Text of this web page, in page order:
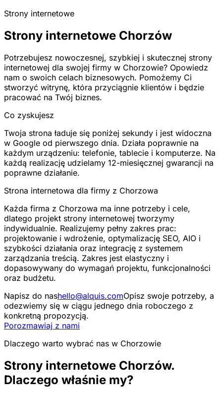
Strony internetowe
Strony internetowe Chorzów
Potrzebujesz nowoczesnej, szybkiej i skutecznej strony
internetowej dla swojej firmy w Chorzowie? Opowiedz
nam o swoich celach biznesowych. Pomożemy Ci
stworzyć witrynę, która przyciągnie klientów i będzie
pracować na Twój biznes.
Co zyskujesz
Twoja strona ładuje się poniżej sekundy i jest widoczna
w Google od pierwszego dnia. Działa poprawnie na
każdym urządzeniu: telefonie, tablecie i komputerze. Na
każdą realizację udzielamy 12-miesięcznej gwarancji na
poprawne działanie.
Strona internetowa dla firmy z Chorzowa
Każda firma z Chorzowa ma inne potrzeby i cele,
dlatego projekt strony internetowej tworzymy
indywidualnie. Realizujemy pełny zakres prac:
projektowanie i wdrożenie, optymalizację SEO, AIO i
szybkości działania oraz integrację z systemem
zarządzania treścią. Zakres jest elastyczny i
dopasowywany do wymagań projektu, funkcjonalności
oraz budżetu.
Napisz do nashello@alquis.comOpisz swoje potrzeby, a
odezwiemy się w ciągu jednego dnia roboczego z
konkretną propozycją.
Porozmawiaj z nami
Dlaczego warto wybrać nas w Chorzowie
Strony internetowe Chorzów.
Dlaczego właśnie my?